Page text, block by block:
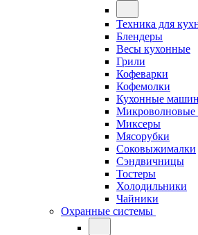
Техника для
Блендеры
Весы кухонные
Грили
Кофеварки
Кофемолки
Кухонные
Микроволновые
Миксеры
Мясорубки
Соковыжималки
Сэндвичницы
Тостеры
Холодильники
Чайники
Охранные системы